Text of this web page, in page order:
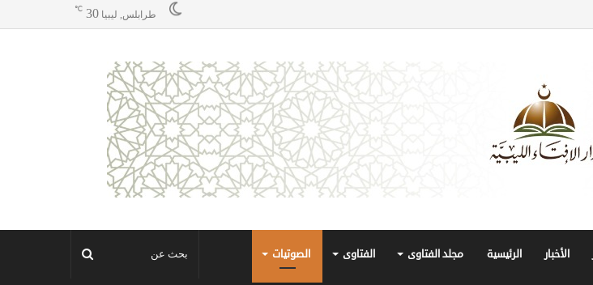
طرابلس, ليبيا 30
℃
الأخبار الرئيسية مجلد الفتاوى الفتاوى الصوتيات